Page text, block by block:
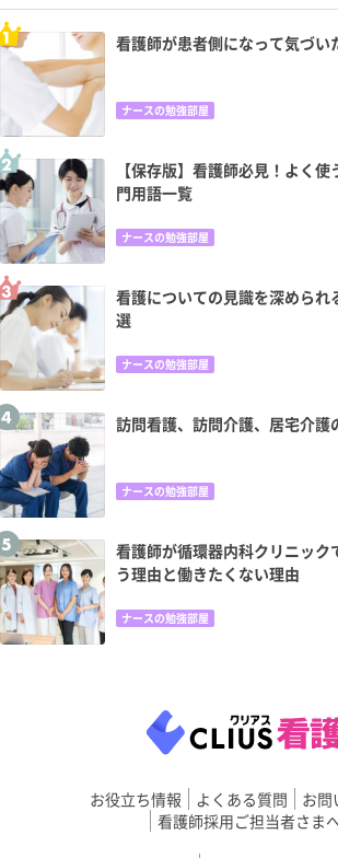
看護師が患者側になって気づい
ナースの勉強部屋
【保存版】看護師必見！よく
門用語一覧
ナースの勉強部屋
看護についての見識を深められ
選
ナースの勉強部屋
訪問看護、訪問介護、居宅介護
ナースの勉強部屋
看護師が循環器内科クリニック
う理由と働きたくない理由
ナースの勉強部屋
お役立ち情報 よくある質問
お問
看護師採用ご担当者さま